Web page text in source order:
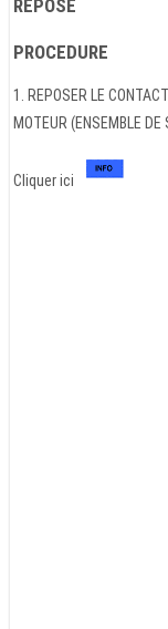
REPOSE
PROCEDURE
1. REPOSER LE
MOTEUR (ENSEMBLE
Cliquer ici